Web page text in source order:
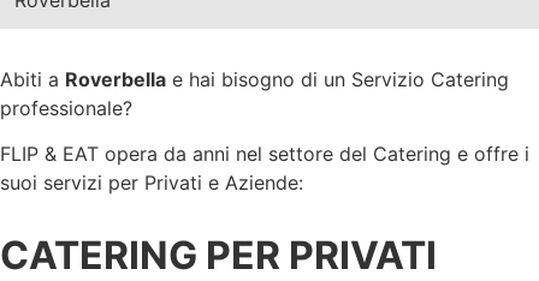
Abiti a Roverbella e hai bisogno di un Servizio Catering
professionale?
FLIP & EAT opera da anni nel settore del Catering e offre i
suoi servizi per Privati e Aziende:
CATERING PER PRIVATI